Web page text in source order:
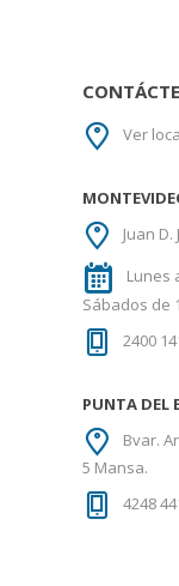
Ver
Juan
Lunes
Sábados de
2400
PUNTA DEL
Bvar.
5 Mansa.
4248